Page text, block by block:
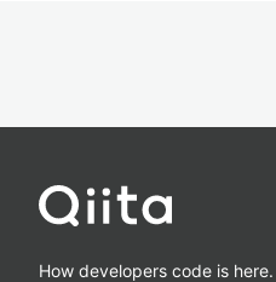
How developers code is here.